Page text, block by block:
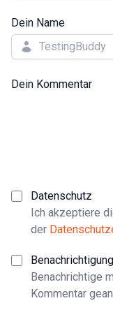
Dein Name
Dein Kommentar
Datenschutz
Ich akzeptiere
der
Benachrichtige
Kommentar